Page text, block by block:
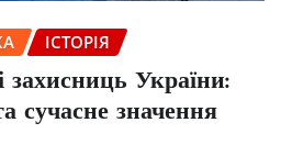
ІСТОРІЯ
захисниць України:
сучасне значення